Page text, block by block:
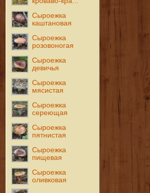
Сыроежка
каштановая
Сыроежка
розовоногая
Сыроежка
девичья
Сыроежка
мясистая
Сыроежка
сереющая
Сыроежка
пятнистая
Сыроежка
пищевая
Сыроежка
оливковая